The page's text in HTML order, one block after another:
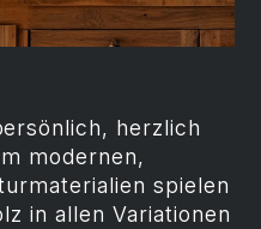
herzlich
modernen,
spielen
in allen Variationen